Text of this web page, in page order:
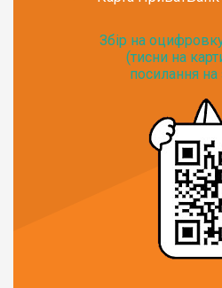
Збір на
(тисни на
посилання на